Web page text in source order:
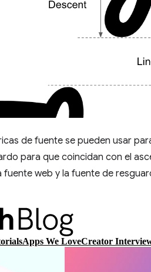
de fuente se pueden usar
para que coincidan con el
web y la fuente de